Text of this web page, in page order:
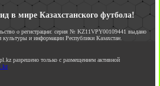
в мире Казахстанского футбола!
о регистрации: серия № KZ11VPY00109441 выдано
и информации Республики Казахстан.
разрешено только с размещением активной